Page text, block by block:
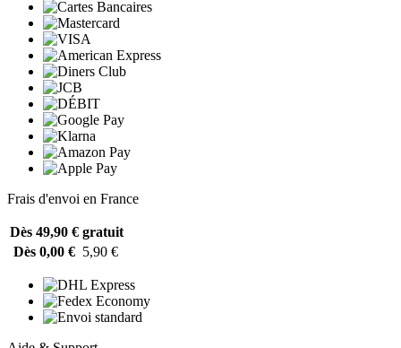
Frais d'envoi en France
Dès 49,90 € gratuit
Dès 0,00 € 5,90 €